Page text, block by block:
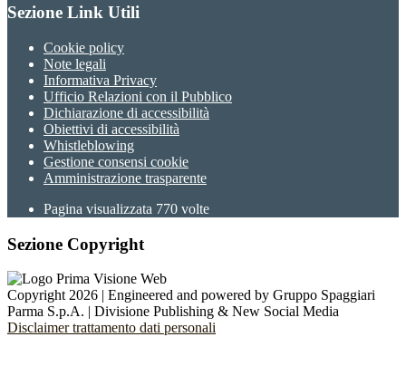
Sezione Link Utili
Cookie policy
Note legali
Informativa Privacy
Ufficio Relazioni con il Pubblico
Dichiarazione di accessibilità
Obiettivi di accessibilità
Whistleblowing
Gestione consensi cookie
Amministrazione trasparente
Pagina visualizzata 770 volte
Sezione Copyright
Copyright 2026 | Engineered and powered by Gruppo Spaggiari
Parma S.p.A. | Divisione Publishing & New Social Media
Disclaimer trattamento dati personali